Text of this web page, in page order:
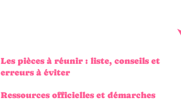
Les pièces à réunir : liste, conseils et
erreurs à éviter
Ressources officielles et démarches